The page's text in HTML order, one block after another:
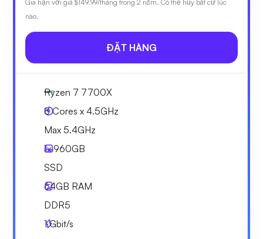
Gia hạn với giá $149.99/tháng trong 2 năm. Có thể hủy bất cứ lúc
nào.
ĐẶT HÀNG
Ryzen 7 7700X
8 Cores x 4.5GHz
Max 5.4GHz
1x960GB
SSD
64GB RAM
DDR5
1Gbit/s